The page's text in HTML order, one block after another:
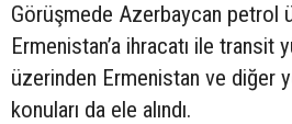
Görüşmede Azerbaycan petrol
Ermenistan’a ihracatı ile transit
üzerinden Ermenistan ve diğer
konuları da ele alındı.